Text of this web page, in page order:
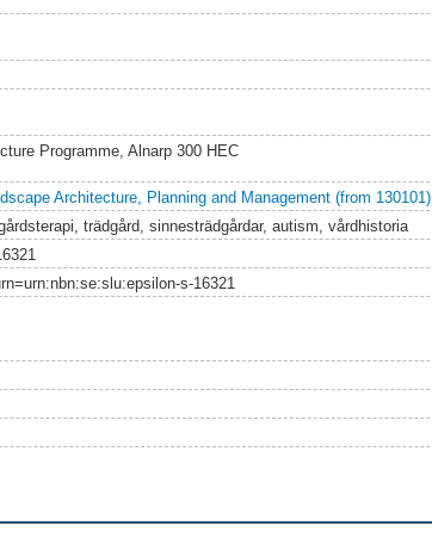
Programme, Alnarp 300 HEC
Architecture, Planning and Management (from 130101)
trädgård, sinnesträdgårdar, autism, vårdhistoria
s-16321